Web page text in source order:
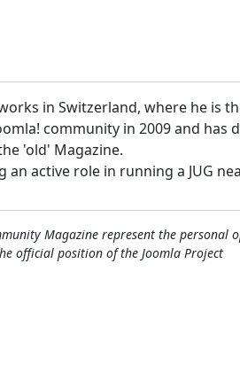
in Switzerland, where he is
community in 2009 and has
'old' Magazine.
an active role in running a JUG
Magazine represent the personal
official position of the Joomla Project